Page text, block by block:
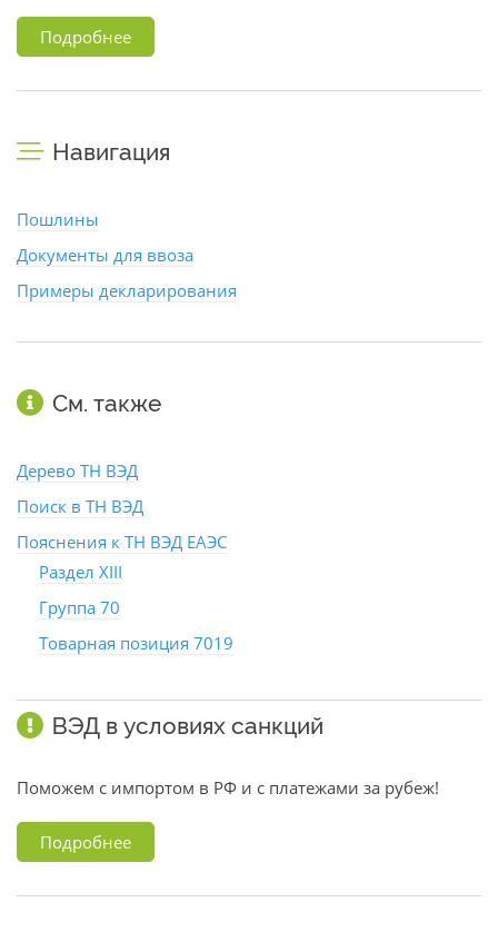
Подробнее
Навигация
Пошлины
Документы для ввоза
Примеры декларирования
См. также
Дерево ТН ВЭД
Поиск в ТН ВЭД
Пояснения к ТН ВЭД ЕАЭС
Раздел XIII
Группа 70
Товарная позиция 7019
ВЭД в условиях санкций
Поможем с импортом в РФ и с платежами за рубеж!
Подробнее